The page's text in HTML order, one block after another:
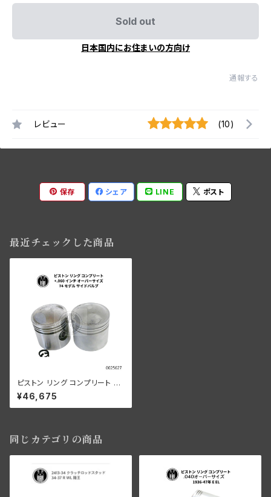
Sold out
日本国内にお住まいの方向け
通報する
レビュー (10)
保存 シェア LINE ポスト
最近チェックした商品
ピストン リング コンプリート +.
060" OS 74" サイドバルブ用
¥46,675
同じカテゴリの商品